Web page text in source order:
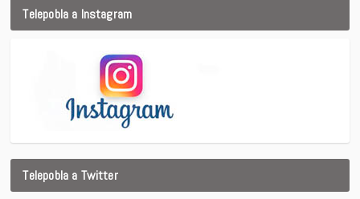
Telepobla a Instagram
Telepobla a Twitter